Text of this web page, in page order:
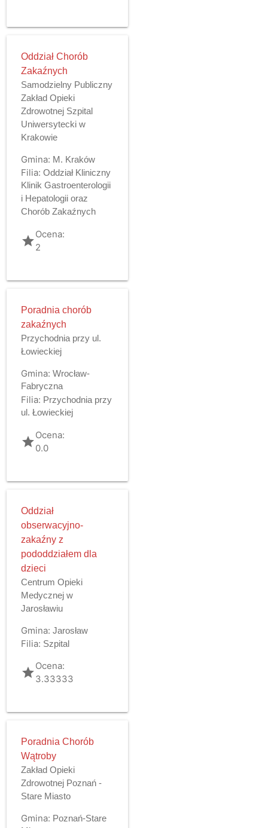
Oddział Chorób
Zakaźnych
Samodzielny Publiczny
Zakład Opieki
Zdrowotnej Szpital
Uniwersytecki w
Krakowie
Gmina: M. Kraków
Filia: Oddział Kliniczny
Klinik Gastroenterologii
i Hepatologii oraz
Chorób Zakaźnych
gradeOcena:
2
Poradnia chorób
zakaźnych
Przychodnia przy ul.
Łowieckiej
Gmina: Wrocław-
Fabryczna
Filia: Przychodnia przy
ul. Łowieckiej
gradeOcena:
0.0
Oddział
obserwacyjno-
zakaźny z
pododdziałem dla
dzieci
Centrum Opieki
Medycznej w
Jarosławiu
Gmina: Jarosław
Filia: Szpital
gradeOcena:
3.33333
Poradnia Chorób
Wątroby
Zakład Opieki
Zdrowotnej Poznań -
Stare Miasto
Gmina: Poznań-Stare